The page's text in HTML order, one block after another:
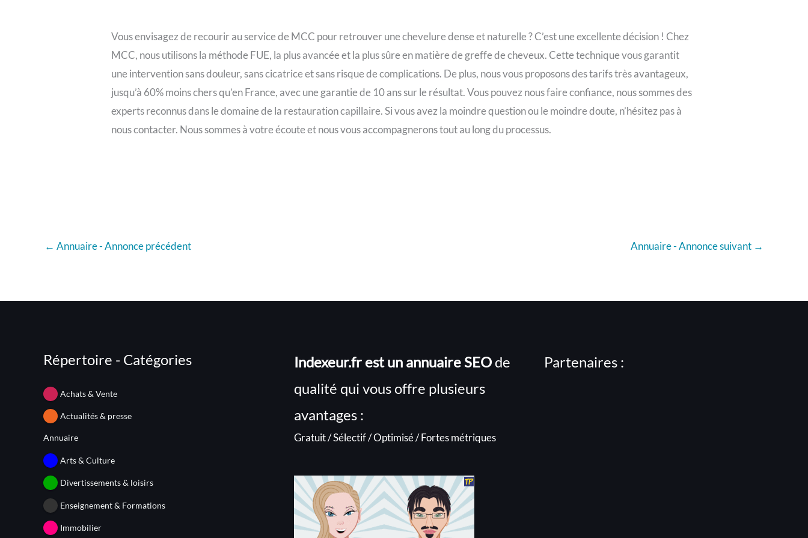
Vous envisagez de recourir au service de MCC pour retrouver une chevelure dense et naturelle ? C’est une excellente décision ! Chez
MCC, nous utilisons la méthode FUE, la plus avancée et la plus sûre en matière de greffe de cheveux. Cette technique vous garantit
une intervention sans douleur, sans cicatrice et sans risque de complications. De plus, nous vous proposons des tarifs très avantageux,
jusqu’à 60% moins chers qu’en France, avec une garantie de 10 ans sur le résultat. Vous pouvez nous faire confiance, nous sommes des
experts reconnus dans le domaine de la restauration capillaire. Si vous avez la moindre question ou le moindre doute, n’hésitez pas à
nous contacter. Nous sommes à votre écoute et nous vous accompagnerons tout au long du processus.
← Annuaire - Annonce précédent Annuaire - Annonce suivant →
Répertoire - Catégories
Achats & Vente
Actualités & presse
Annuaire
Arts & Culture
Divertissements & loisirs
Enseignement & Formations
Immobilier
Indexeur.fr est un annuaire SEOde
qualité qui vous offre plusieurs
avantages :
Gratuit / Sélectif / Optimisé / Fortes métriques
Partenaires :